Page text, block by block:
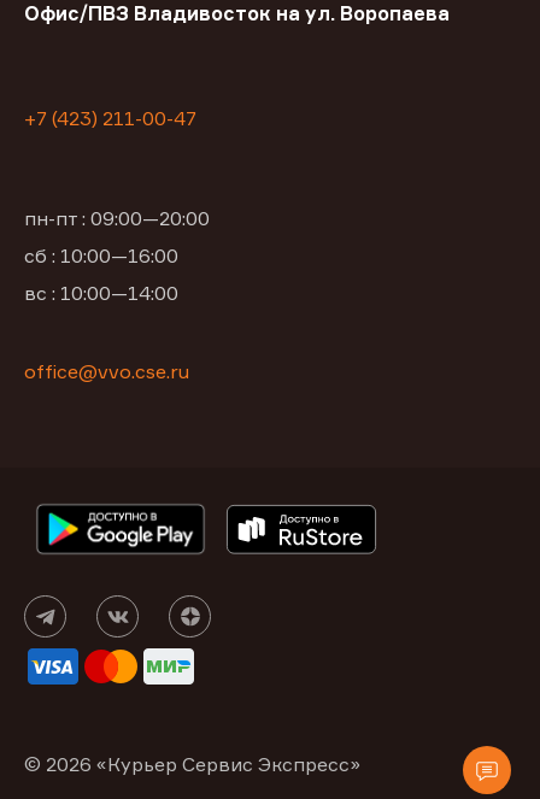
Офис/ПВЗ Владивосток на ул. Воропаева
+7 (423) 211-00-47
пн-пт : 09:00—20:00
сб : 10:00—16:00
вс : 10:00—14:00
office@vvo.cse.ru
© 2026 «Курьер Сервис Экспресс»